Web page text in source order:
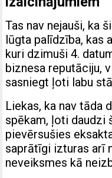
Tas nav nejauši, ka
lūgta palīdzība, kas
kuri dzimuši 4.
biznesa reputāciju,
sasniegt ļoti labu
Liekas, ka nav tāda
spēkam, ļoti daudzi
pievērsušies
saprātīgi izturas arī
neveiksmes kā